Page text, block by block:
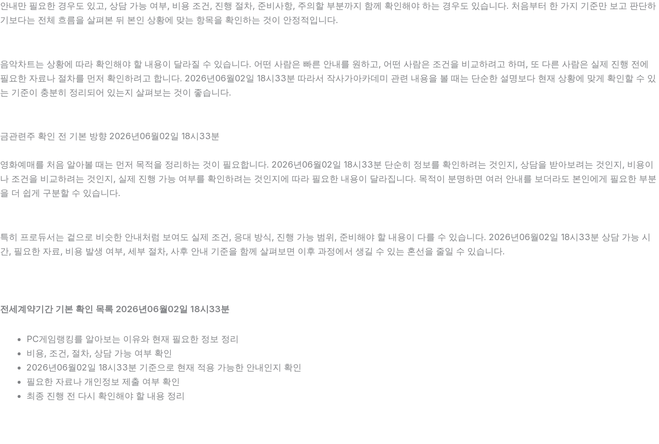
안내만 필요한 경우도 있고, 상담 가능 여부, 비용 조건, 진행 절차, 준비사항, 주의할 부분까지 함께 확인해야 하는 경우도 있습니다. 처음부터 한 가지 기준만 보고 판단하
기보다는 전체 흐름을 살펴본 뒤 본인 상황에 맞는 항목을 확인하는 것이 안정적입니다.
음악차트는 상황에 따라 확인해야 할 내용이 달라질 수 있습니다. 어떤 사람은 빠른 안내를 원하고, 어떤 사람은 조건을 비교하려고 하며, 또 다른 사람은 실제 진행 전에
필요한 자료나 절차를 먼저 확인하려고 합니다. 2026년06월02일 18시33분 따라서 작사가아카데미 관련 내용을 볼 때는 단순한 설명보다 현재 상황에 맞게 확인할 수 있
는 기준이 충분히 정리되어 있는지 살펴보는 것이 좋습니다.
금관련주 확인 전 기본 방향 2026년06월02일 18시33분
영화예매를 처음 알아볼 때는 먼저 목적을 정리하는 것이 필요합니다. 2026년06월02일 18시33분 단순히 정보를 확인하려는 것인지, 상담을 받아보려는 것인지, 비용이
나 조건을 비교하려는 것인지, 실제 진행 가능 여부를 확인하려는 것인지에 따라 필요한 내용이 달라집니다. 목적이 분명하면 여러 안내를 보더라도 본인에게 필요한 부분
을 더 쉽게 구분할 수 있습니다.
특히 프로듀서는 겉으로 비슷한 안내처럼 보여도 실제 조건, 응대 방식, 진행 가능 범위, 준비해야 할 내용이 다를 수 있습니다. 2026년06월02일 18시33분 상담 가능 시
간, 필요한 자료, 비용 발생 여부, 세부 절차, 사후 안내 기준을 함께 살펴보면 이후 과정에서 생길 수 있는 혼선을 줄일 수 있습니다.
전세계약기간 기본 확인 목록 2026년06월02일 18시33분
PC게임랭킹를 알아보는 이유와 현재 필요한 정보 정리
비용, 조건, 절차, 상담 가능 여부 확인
2026년06월02일 18시33분 기준으로 현재 적용 가능한 안내인지 확인
필요한 자료나 개인정보 제출 여부 확인
최종 진행 전 다시 확인해야 할 내용 정리